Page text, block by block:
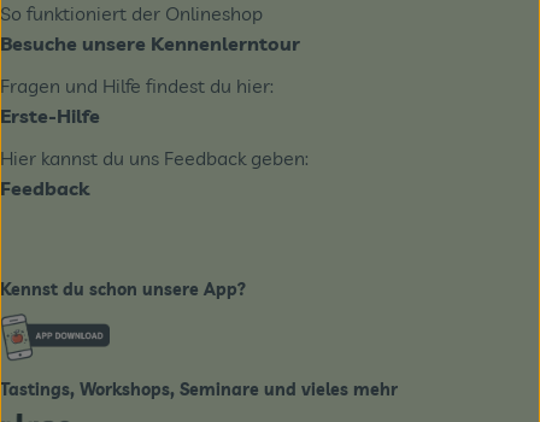
So funktioniert der Onlineshop
Besuche unsere Kennenlerntour
Fragen und Hilfe findest du hier:
Erste-Hilfe
Hier kannst du uns Feedback geben:
Feedback
Kennst du schon unsere App?
Externer Link zu https://www.biobote-
Tastings, Workshops, Seminare und vieles mehr